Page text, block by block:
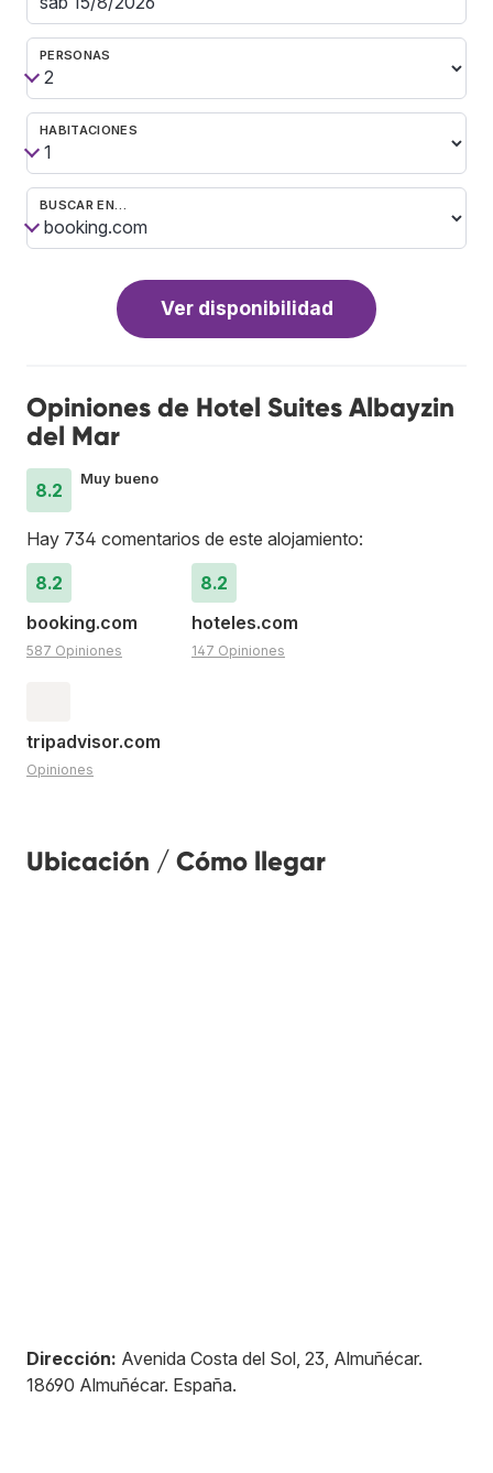
PERSONAS
HABITACIONES
BUSCAR EN…
Ver disponibilidad
Opiniones de Hotel Suites Albayzin
del Mar
8.2
Muy bueno
Hay 734 comentarios de este alojamiento:
8.2
booking.com
587 Opiniones
8.2
hoteles.com
147 Opiniones
tripadvisor.com
Opiniones
Ubicación / Cómo llegar
Dirección: Avenida Costa del Sol, 23, Almuñécar.
18690 Almuñécar. España.